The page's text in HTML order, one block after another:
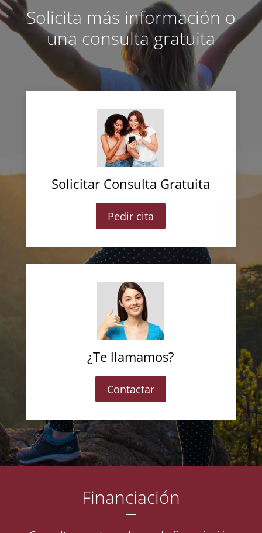
Solicita más información o
una consulta gratuita
Solicitar Consulta Gratuita
Pedir cita
¿Te llamamos?
Contactar
Financiación